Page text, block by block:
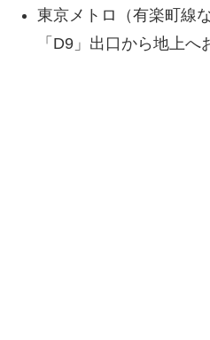
東京メトロ（有楽町線
「D9」出口から地上へ